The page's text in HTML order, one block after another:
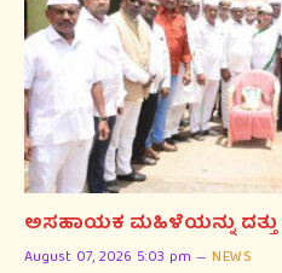
ಅಸಹಾಯಕ ಮಹಿಳೆಯನ್ನು
August 07, 2026 5:03 pm NEWS